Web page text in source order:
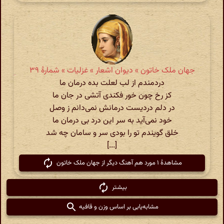
جهان ملک خاتون » دیوان اشعار » غزلیات » شمارهٔ ۳۹
دردمندم از لب لعلت بده درمان ما
کز رخ چون خور فکندی آتشی در جان ما
در دلم دردیست درمانش نمی‌دانم ز وصل
خود نمی‌آید به سر این درد بی درمان ما
خلق گویندم تو را بودی سر و سامان چه شد
[...]
مشاهدهٔ ۱ مورد هم آهنگ دیگر از جهان ملک خاتون
بیشتر
مشابه‌یابی بر اساس وزن و قافیه